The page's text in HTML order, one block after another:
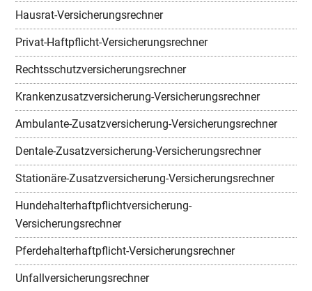
Hausrat-Versicherungsrechner
Privat-Haftpflicht-Versicherungsrechner
Rechtsschutzversicherungsrechner
Krankenzusatzversicherung-Versicherungsrechner
Ambulante-Zusatzversicherung-Versicherungsrechner
Dentale-Zusatzversicherung-Versicherungsrechner
Stationäre-Zusatzversicherung-Versicherungsrechner
Hundehalterhaftpflichtversicherung-
Versicherungsrechner
Pferdehalterhaftpflicht-Versicherungsrechner
Unfallversicherungsrechner